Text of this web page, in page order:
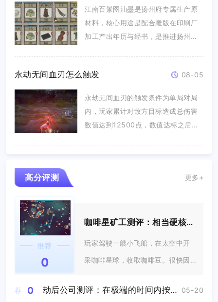
江南百景图油墨是扬州府专属生产原
材料，核心用途是配合雕版在印刷厂
加工产出年历与经书，是推进扬州府
永劫无间血刃怎么触发 08-05
永劫无间血刃的触发条件为单局对局
内，玩家累计对敌方目标造成总伤害
数值达到12500点，数值达标之后
高分评测 更多+
推荐
0
咖啡星矿工测评：相当硬核的休闲游戏
玩家驾驶一艘小飞船，在太空中开
采咖啡星球，收取咖啡豆。很快因
荐
0 劫后公司测评：在极端的时间内按照预先设定的唯一解去玩 05-20